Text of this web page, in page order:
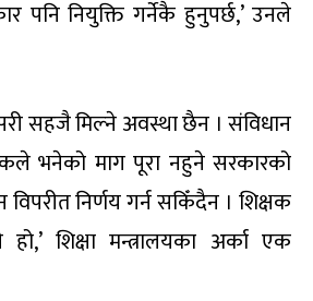
पनि नियुक्ति गर्नेकै हुनुपर्छ,’ उनले
सहजै मिल्ने अवस्था छैन । संविधान
भनेको माग पूरा नहुने सरकारको
विपरीत निर्णय गर्न सकिँदैन । शिक्षक
शिक्षा मन्त्रालयका अर्का एक